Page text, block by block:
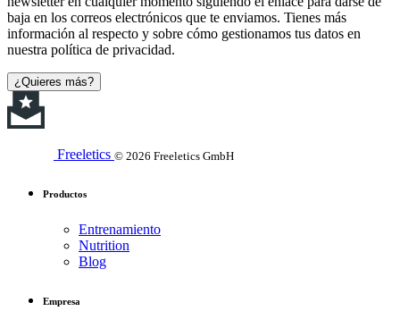
baja en los correos electrónicos que te enviamos. Tienes más
información al respecto y sobre cómo gestionamos tus datos en
nuestra política de privacidad.
¿Quieres más?
Freeletics © 2026 Freeletics GmbH
Productos
Entrenamiento
Nutrition
Blog
Empresa